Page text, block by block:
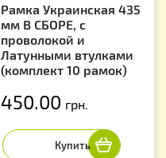
Рамка Украинская 435
мм В СБОРЕ, с
проволокой и
Латунными втулками
(комплект 10 рамок)
450.00 грн.